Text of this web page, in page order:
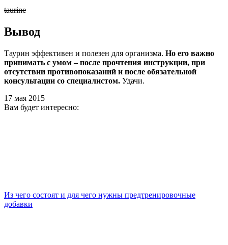
taurine
Вывод
Таурин эффективен и полезен для организма. Но его важно
принимать с умом – после прочтения инструкции, при
отсутствии противопоказаний и после обязательной
консультации со специалистом. Удачи.
17 мая 2015
Вам будет интересно:
Из чего состоят и для чего нужны предтренировочные
добавки